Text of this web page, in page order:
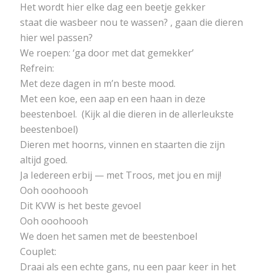
Het wordt hier elke dag een beetje gekker
staat die wasbeer nou te wassen? , gaan die dieren
hier wel passen?
We roepen: ‘ga door met dat gemekker’
Refrein:
Met deze dagen in m’n beste mood.
Met een koe, een aap en een haan in deze
beestenboel. (Kijk al die dieren in de allerleukste
beestenboel)
Dieren met hoorns, vinnen en staarten die zijn
altijd goed.
Ja Iedereen erbij — met Troos, met jou en mij!
Ooh ooohoooh
Dit KVW is het beste gevoel
Ooh ooohoooh
We doen het samen met de beestenboel
Couplet:
Draai als een echte gans, nu een paar keer in het